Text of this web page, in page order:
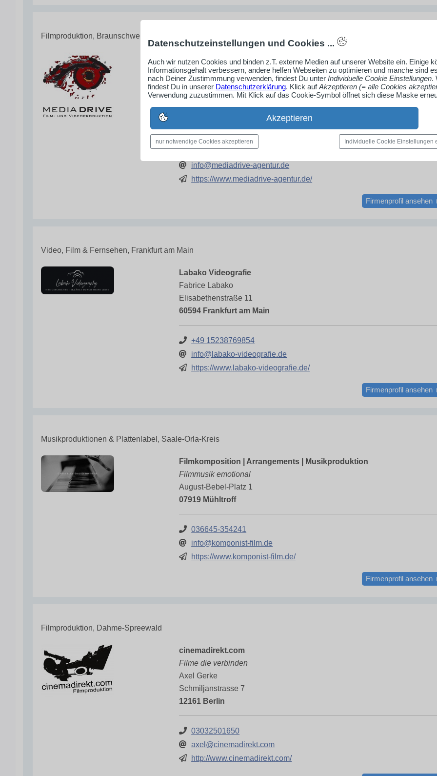
Filmproduktion, Braunschweig
MEDIADRIVE - Filmproduktion Braunschweig & Videoproduktion
Wir beleben Ihre Inhalte und Ziele und geben Ihrer Aussage ein
unverwechselbares Gesicht.
Martin Weingardt
Karl-Marx-Str. 25
0531 2258126
info@mediadrive-agentur.de
https://www.mediadrive-agentur.de/
Firmenprofil ansehen
Video, Film & Fernsehen, Frankfurt am Main
Labako Videografie
Fabrice Labako
Elisabethenstraße 11
60594 Frankfurt am Main
+49 15238769854
info@labako-videografie.de
https://www.labako-videografie.de/
Firmenprofil ansehen
Musikproduktionen & Plattenlabel, Saale-Orla-Kreis
Filmkomposition | Arrangements | Musikproduktion
Filmmusik emotional
August-Bebel-Platz 1
07919 Mühltroff
036645-354241
info@komponist-film.de
https://www.komponist-film.de/
Firmenprofil ansehen
Filmproduktion, Dahme-Spreewald
cinemadirekt.com
Filme die verbinden
Axel Gerke
Schmiljanstrasse 7
12161 Berlin
03032501650
axel@cinemadirekt.com
http://www.cinemadirekt.com/
Datenschutzeinstellungen und Cookies ...
Auch wir nutzen Cookies und binden z.T. externe Medien auf unserer Website ein. Einige
Informationsgehalt verbessern, andere helfen Webseiten zu optimieren und manche sind
nach Deiner Zustimmmung verwenden, findest Du unter Individuelle Cookie Einstellungen.
findest Du in unserer Datenschutzerklärung. Klick aufAkzeptieren (= alle Cookies
Verwendung zuzustimmen. Mit Klick auf das Cookie-Symbol öffnet sich diese Maske
Akzeptieren
nur notwendige Cookies akzeptieren Individuelle Cookie Einstellungen